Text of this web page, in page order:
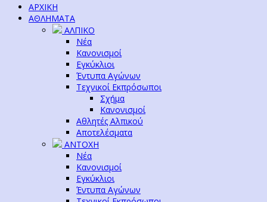
ΑΡΧΙΚΗ
ΑΘΛΗΜΑΤΑ
ΑΛΠΙΚΟ
Νέα
Κανονισμοί
Εγκύκλιοι
Έντυπα Αγώνων
Τεχνικοί Εκπρόσωποι
Σχήμα
Κανονισμοί
Αθλητές Αλπικού
Αποτελέσματα
ΑΝΤΟΧΗ
Νέα
Κανονισμοί
Εγκύκλιοι
Έντυπα Αγώνων